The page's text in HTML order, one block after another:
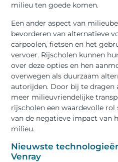
milieu ten goede komen.
Een ander aspect van
bevorderen van alternatieve
carpoolen, fietsen en het
vervoer. Rijscholen kunnen
over deze opties en hen
overwegen als duurzaam
autorijden. Door bij te dragen
meer milieuvriendelijke
rijscholen een waardevolle
van de negatieve impact van
milieu.
Nieuwste
Venray